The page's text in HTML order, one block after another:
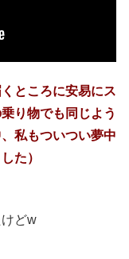
ところに安易にス
り物でも同じよう
私もついつい夢中
た）
どw